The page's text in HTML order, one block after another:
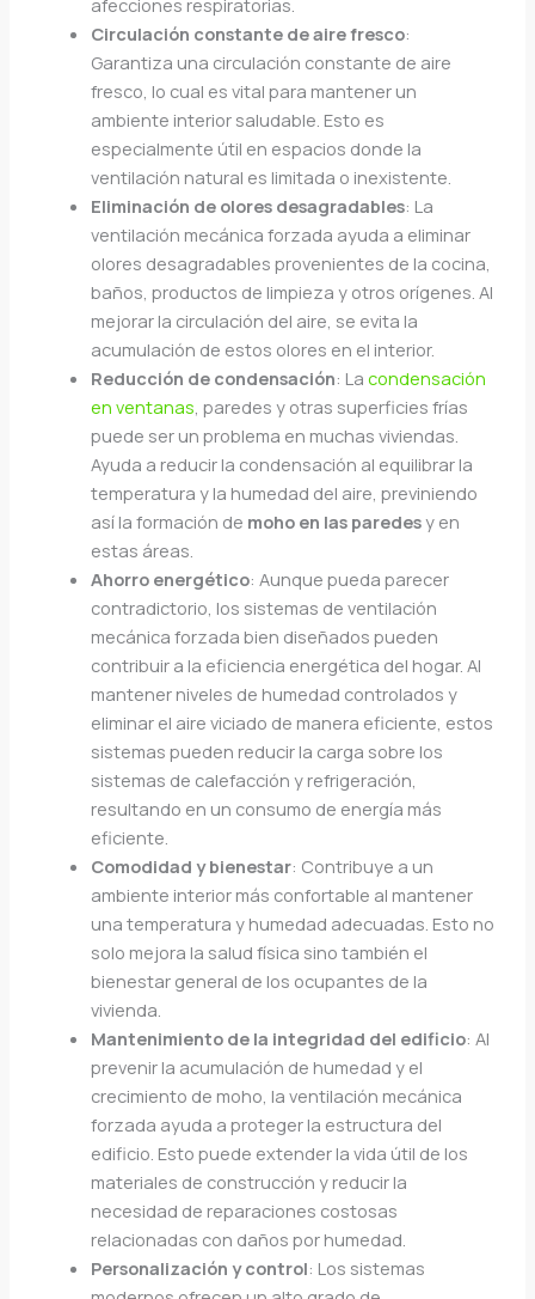
Circulación constante de aire fresco:
Garantiza una circulación constante de aire
fresco, lo cual es vital para mantener un
ambiente interior saludable. Esto es
especialmente útil en espacios donde la
ventilación natural es limitada o inexistente.
Eliminación de olores desagradables: La
ventilación mecánica forzada ayuda a eliminar
olores desagradables provenientes de la cocina,
baños, productos de limpieza y otros orígenes. Al
mejorar la circulación del aire, se evita la
acumulación de estos olores en el interior.
Reducción de condensación: Lacondensación
en ventanas , paredes y otras superficies frías
puede ser un problema en muchas viviendas.
Ayuda a reducir la condensación al equilibrar la
temperatura y la humedad del aire, previniendo
así la formación de moho en las paredesy en
estas áreas.
Ahorro energético: Aunque pueda parecer
contradictorio, los sistemas de ventilación
mecánica forzada bien diseñados pueden
contribuir a la eficiencia energética del hogar. Al
mantener niveles de humedad controlados y
eliminar el aire viciado de manera eficiente, estos
sistemas pueden reducir la carga sobre los
sistemas de calefacción y refrigeración,
resultando en un consumo de energía más
eficiente.
Comodidad y bienestar: Contribuye a un
ambiente interior más confortable al mantener
una temperatura y humedad adecuadas. Esto no
solo mejora la salud física sino también el
bienestar general de los ocupantes de la
vivienda.
Mantenimiento de la integridad del edificio: Al
prevenir la acumulación de humedad y el
crecimiento de moho, la ventilación mecánica
forzada ayuda a proteger la estructura del
edificio. Esto puede extender la vida útil de los
materiales de construcción y reducir la
necesidad de reparaciones costosas
relacionadas con daños por humedad.
Personalización y control: Los sistemas